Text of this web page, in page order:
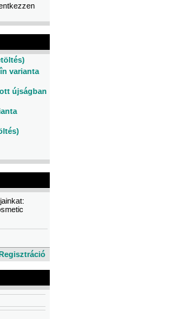
varianta
újságban